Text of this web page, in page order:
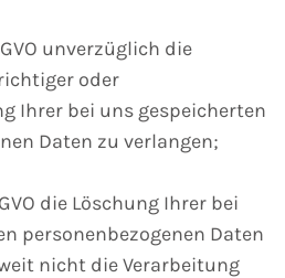
unverzüglich die
oder
Ihrer bei uns gespeicherten
Daten zu verlangen;
die Löschung Ihrer bei
personenbezogenen Daten
nicht die Verarbeitung